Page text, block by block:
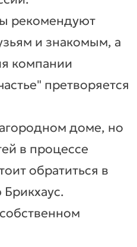
рекомендуют
и знакомым, а
компании
претворяется
доме, но
в процессе
обратиться в